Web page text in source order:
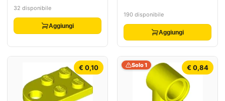
32 disponibile
Aggiungi
190 disponibile
Aggiungi
€ 0,10 € 0,84
Solo 1